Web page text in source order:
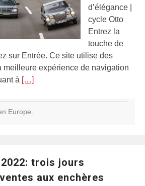
d’élégance |
cycle Otto
Entrez la
touche de
sur Entrée. Ce site utilise des
meilleure expérience de navigation
à […]
Europe.
trois jours
aux enchères